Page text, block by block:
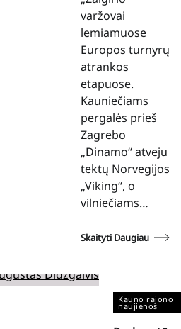
varžovai
lemiamuose
Europos turnyrų
atrankos
etapuose.
Kauniečiams
pergalės prieš
Zagrebo
„Dinamo“ atveju
tektų Norvegijos
„Viking“, o
vilniečiams…
Skaityti Daugiau
Kauno rajono
naujienos